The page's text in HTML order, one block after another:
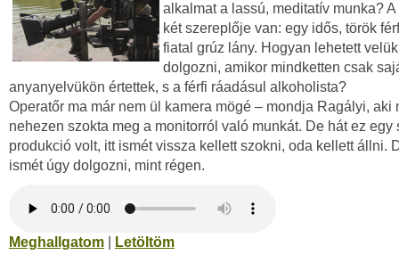
alkalmat a lassú, meditatív munka?
két szereplője van: egy idős, török
fiatal grúz lány. Hogyan lehetett
dolgozni, amikor mindketten csak
anyanyelvükön értettek, s a férfi ráadásul alkoholista?
Operatőr ma már nem ül kamera mögé – mondja Ragályi, aki
nehezen szokta meg a monitorról való munkát. De hát ez egy
produkció volt, itt ismét vissza kellett szokni, oda kellett állni.
ismét úgy dolgozni, mint régen.
Meghallgatom
Letöltöm